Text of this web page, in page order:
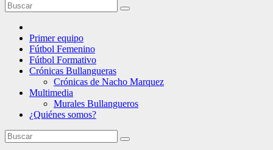
Primer equipo
Fútbol Femenino
Fútbol Formativo
Crónicas Bullangueras
Crónicas de Nacho Marquez
Multimedia
Murales Bullangueros
¿Quiénes somos?